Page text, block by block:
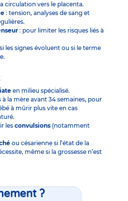
circulation vers le placenta.
: tension, analyses de sang et
: pour limiter les risques liés à
si les signes évoluent ou si le terme
en milieu spécialisé.
la mère avant 34 semaines, pour
à mûrir plus vite en cas
les convulsions (notamment
ou césarienne si l’état de la
même si la grossesse n’est
?